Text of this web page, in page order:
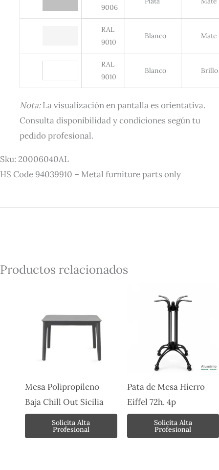
9006
RAL
9010
Blanco Mate
RAL
9010
Blanco Brillo
Nota:La visualización en pantalla es orientativa.
Consulta disponibilidad y condiciones según tu
pedido profesional.
Sku: 20006040AL
HS Code 94039910 – Metal furniture parts only
Productos relacionados
Mesa Polipropileno
Baja Chill Out Sicilia
Solicita Alta
Profesional
Pata de Mesa Hierro
Eiffel 72h. 4p
Solicita Alta
Profesional